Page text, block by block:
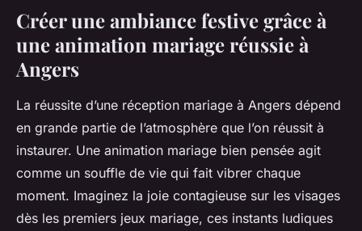
Créer une ambiance festive grâce à
une animation mariage réussie à
Angers
La réussite d’une réception mariage à Angers dépend
en grande partie de l’atmosphère que l’on réussit à
instaurer. Une animation mariage bien pensée agit
comme un souffle de vie qui fait vibrer chaque
moment. Imaginez la joie contagieuse sur les visages
dès les premiers jeux mariage, ces instants ludiques